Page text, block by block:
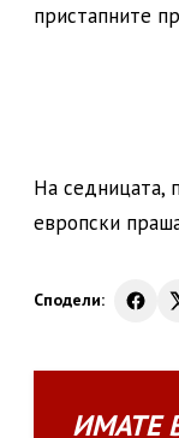
пристапните
На седницата,
европски
Сподели:
ИМАТЕ